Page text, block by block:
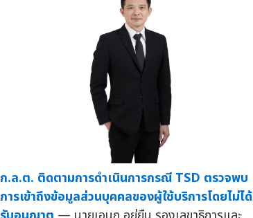
ก.ล.ต. ติดตามการดำเนินการกรณี TSD ตรวจพบ
การเข้าถึงข้อมูลส่วนบุคคลของผู้ใช้บริการโดยไม่ได้